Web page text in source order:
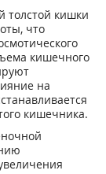
толстой кишки
что
кишечного
на
кишечника.